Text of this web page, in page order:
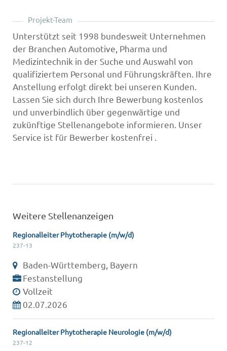
Projekt-Team
Unterstützt seit 1998 bundesweit Unternehmen
der Branchen Automotive, Pharma und
Medizintechnik in der Suche und Auswahl von
qualifiziertem Personal und Führungskräften. Ihre
Anstellung erfolgt direkt bei unseren Kunden.
Lassen Sie sich durch Ihre Bewerbung kostenlos
und unverbindlich über gegenwärtige und
zukünftige Stellenangebote informieren. Unser
Service ist für Bewerber kostenfrei .
Weitere Stellenanzeigen
Regionalleiter Phytotherapie (m/w/d)
237-13
Baden-Württemberg, Bayern
Festanstellung
Vollzeit
02.07.2026
Regionalleiter Phytotherapie Neurologie (m/w/d)
237-12